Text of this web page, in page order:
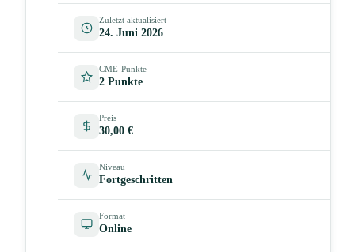
Zuletzt aktualisiert
24. Juni 2026
CME-Punkte
2 Punkte
Preis
30,00 €
Niveau
Fortgeschritten
Format
Online